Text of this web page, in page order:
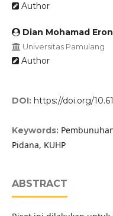
Author
Dian Mohamad
Universitas Pamulang
Author
DOI: https://doi.org/
Keywords:
Pidana, KUHP
ABSTRACT